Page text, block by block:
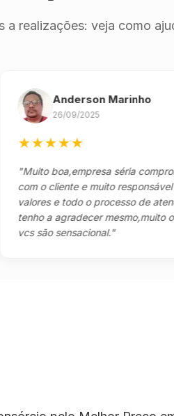
a realizações: veja como
Anderson Marinho
26/09/2025
★★★
boa,empresa séria
o cliente e muito responsável com
e todo o processo de
a agradecer mesmo,muito
são sensacional."